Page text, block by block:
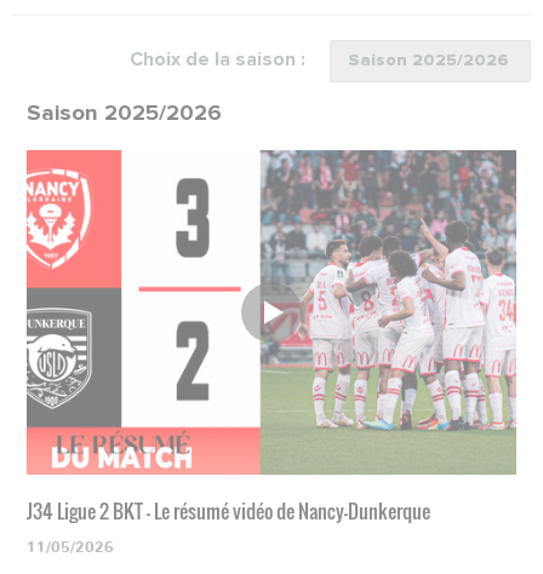
Choix de la saison :
Saison 2025/2026
J34 Ligue 2 BKT - Le résumé vidéo de Nancy-Dunkerque
11/05/2026